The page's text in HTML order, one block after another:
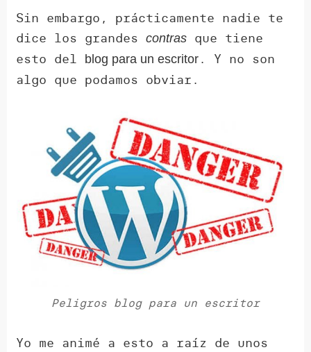
Sin embargo, prácticamente nadie te
dice los grandescontras que tiene
esto del
blog para un escritor . Y no son
algo que podamos obviar.
Peligros blog para un escritor
Yo me animé a esto a raíz de unos